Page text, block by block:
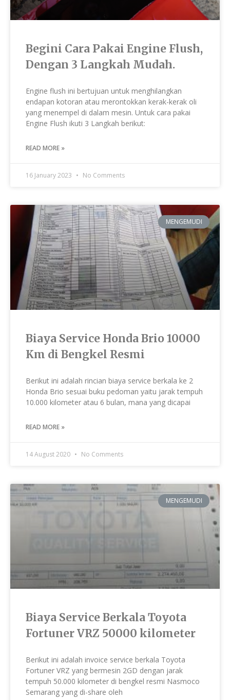
Begini Cara Pakai Engine Flush,
Dengan 3 Langkah Mudah.
Engine flush ini bertujuan untuk menghilangkan
endapan kotoran atau merontokkan kerak-kerak oli
yang menempel di dalam mesin. Untuk cara pakai
Engine Flush ikuti 3 Langkah berikut:
READ MORE »
16 January 2023 No Comments
MENGEMUDI
Biaya Service Honda Brio 10000
Km di Bengkel Resmi
Berikut ini adalah rincian biaya service berkala ke 2
Honda Brio sesuai buku pedoman yaitu jarak tempuh
10.000 kilometer atau 6 bulan, mana yang dicapai
READ MORE »
14 August 2020 No Comments
MENGEMUDI
Biaya Service Berkala Toyota
Fortuner VRZ 50000 kilometer
Berikut ini adalah invoice service berkala Toyota
Fortuner VRZ yang bermesin 2GD dengan jarak
tempuh 50.000 kilometer di bengkel resmi Nasmoco
Semarang yang di-share oleh